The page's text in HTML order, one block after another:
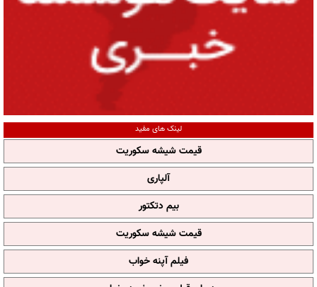
لینک های مفید
قیمت شیشه سکوریت
آلپاری
بیم دتکتور
قیمت شیشه سکوریت
فیلم آپنه خواب